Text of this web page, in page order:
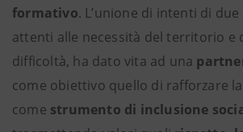
formativo. L’unione di intenti di
attenti alle necessità del territorio e
difficoltà, ha dato vita ad una
come obiettivo quello di rafforzare
come strumento di inclusione